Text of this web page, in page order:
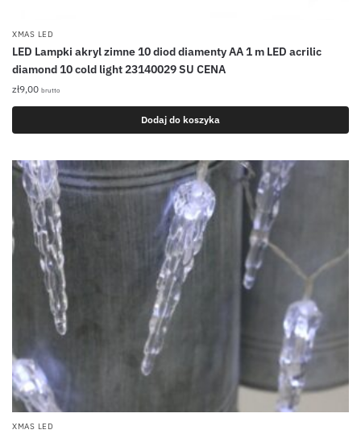
XMAS LED
LED Lampki akryl zimne 10 diod diamenty AA 1 m LED acrilic
diamond 10 cold light 23140029 SU CENA
zł9,00 brutto
Dodaj do koszyka
XMAS LED